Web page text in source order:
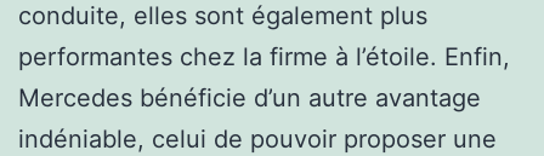
conduite, elles sont également plus
performantes chez la firme à l’étoile. Enfin,
Mercedes bénéficie d’un autre avantage
indéniable, celui de pouvoir proposer une